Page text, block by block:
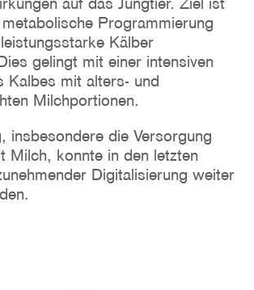
Programmierung
Kälber
gelingt mit einer intensiven
Kalbes mit alters- und
Milchportionen.
insbesondere die Versorgung
Milch, konnte in den letzten
Digitalisierung weiter